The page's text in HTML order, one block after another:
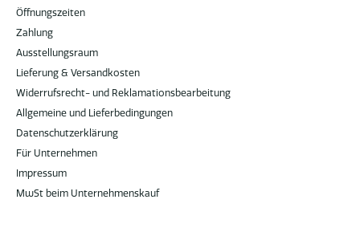
Öffnungszeiten
Zahlung
Ausstellungsraum
Lieferung & Versandkosten
Widerrufsrecht- und Reklamationsbearbeitung
Allgemeine und Lieferbedingungen
Datenschutzerklärung
Für Unternehmen
Impressum
MwSt beim Unternehmenskauf